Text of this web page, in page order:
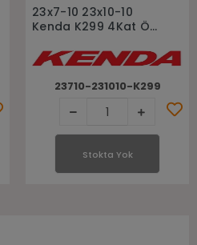
Stokta Yok
23x7-10 23x10-10
Kenda K299 4Kat Ön
Lastiği
23710-231010-K299
Stokta Yok